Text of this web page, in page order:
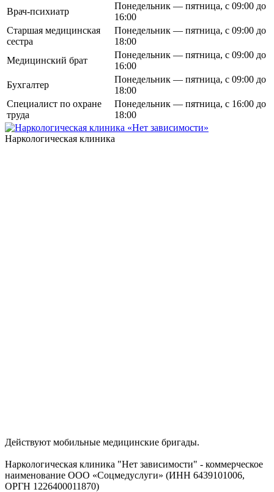
Врач-психиатр
Понедельник — пятница, с 09:00 до
16:00
Старшая медицинская
сестра
Понедельник — пятница, с 09:00 до
18:00
Медицинский брат
Понедельник — пятница, с 09:00 до
16:00
Бухгалтер
Понедельник — пятница, с 09:00 до
18:00
Специалист по охране
труда
Понедельник — пятница, с 16:00 до
18:00
Наркологическая клиника
Действуют мобильные медицинские бригады.
Наркологическая клиника "Нет зависимости" - коммерческое
наименование ООО «Соцмедуслуги» (ИНН 6439101006,
ОРГН 1226400011870)